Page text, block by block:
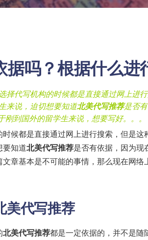
据吗？根据什么进
择代写机构的时候都是直接通过网上进
来说，迫切想要知道北美代写推荐是否
到国外的留学生来说，想要写好。。。
候都是直接通过网上进行搜索，但是这
要知道北美代写推荐是否有依据，因为现
章基本是不可能的事情，那么现在网络
美代写推荐
北美代写推荐都是一定依据的，并不是随